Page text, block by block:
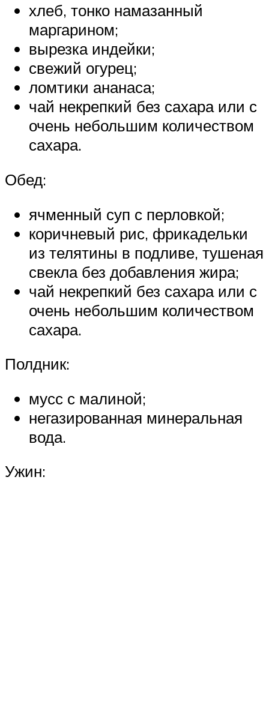
хлеб, тонко намазанный
маргарином;
вырезка индейки;
свежий огурец;
ломтики ананаса;
чай некрепкий без сахара или с
очень небольшим количеством
сахара.
Обед:
ячменный суп с перловкой;
коричневый рис, фрикадельки
из телятины в подливе, тушеная
свекла без добавления жира;
чай некрепкий без сахара или с
очень небольшим количеством
сахара.
Полдник:
мусс с малиной;
негазированная минеральная
вода.
Ужин: